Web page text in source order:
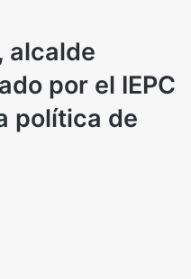
alcalde
por el IEPC
política de